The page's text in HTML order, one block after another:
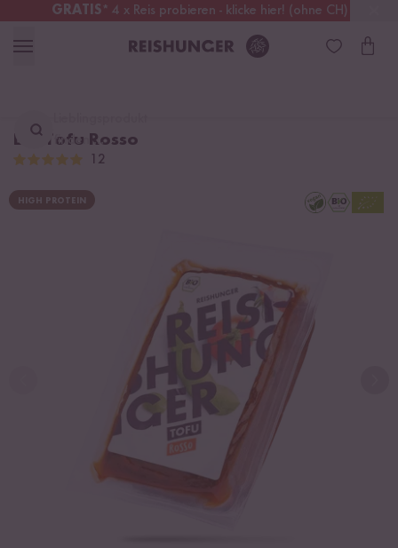
GRATIS* 4 x Reis probieren - klicke hier! (ohne CH)
Österreich Kostenloser Versand
finden ...
Bio Tofu Rosso
12
HIGH PROTEIN